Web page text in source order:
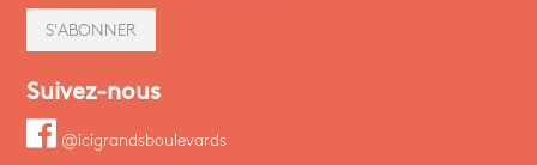
S'ABONNER
Suivez-nous
@icigrandsboulevards